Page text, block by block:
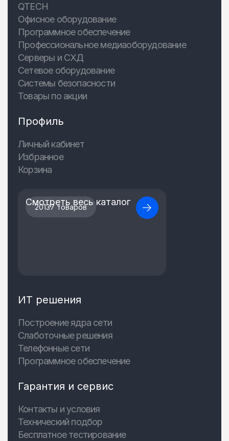
QTECH
Офисное оборудование
Программное обеспечение
Профессиональное медиаоборудование
Серверы и СХД
Сетевое оборудование
Системы безопасности
Товары по акции
Профиль
Личный кабинет
Избранное
Корзина
20137 товаров
Смотреть весь каталог
ИТ решения
Построение ядра сети
Слаботочные решения
Телефонные сети
Программное обеспечение
Гарантия и сервис
Контакты и условия
Технический подбор
Бесплатное тестирование